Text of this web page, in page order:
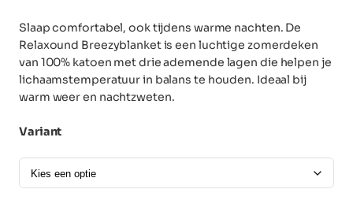
Slaap comfortabel, ook tijdens warme nachten. De
Relaxound Breezyblanket is een luchtige zomerdeken
van 100% katoen met drie ademende lagen die helpen je
lichaamstemperatuur in balans te houden. Ideaal bij
warm weer en nachtzweten.
Variant